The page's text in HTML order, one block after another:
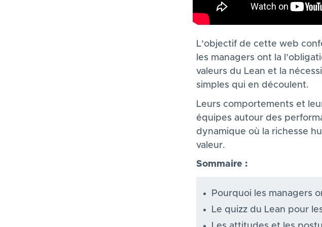
L’objectif de cette web
les managers ont la
valeurs du Lean et la
simples qui en découlent.
Leurs comportements et
équipes autour des
dynamique où la richesse
valeur.
Sommaire :
Pourquoi les managers
Le quizz du Lean pour